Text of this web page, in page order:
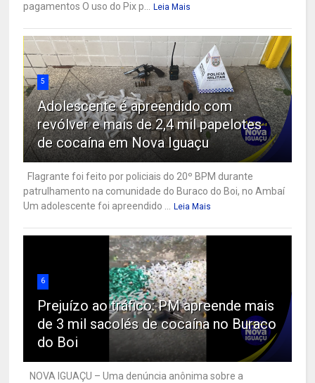
pagamentos O uso do Pix p... Leia Mais
5
Adolescente é apreendido com
revólver e mais de 2,4 mil papelotes
de cocaína em Nova Iguaçu
Flagrante foi feito por policiais do 20º BPM durante
patrulhamento na comunidade do Buraco do Boi, no Ambaí
Um adolescente foi apreendido ... Leia Mais
6
Prejuízo ao tráfico: PM apreende mais
de 3 mil sacolés de cocaína no Buraco
do Boi
NOVA IGUAÇU – Uma denúncia anônima sobre a